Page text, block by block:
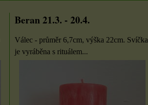
Beran 21.3. - 20.4.
Válec - průměr 6,7cm, výška 22cm. Svíčka
je vyráběna s rituálem...